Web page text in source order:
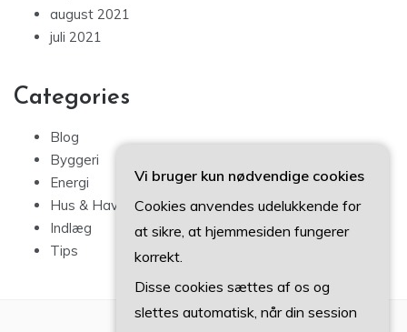
august 2021
juli 2021
Categories
Blog
Byggeri
Energi
Hus & Have
Indlæg
Tips
Vi bruger kun nødvendige cookies
Cookies anvendes udelukkende for
at sikre, at hjemmesiden fungerer
korrekt.
Disse cookies sættes af os og
slettes automatisk, når din session